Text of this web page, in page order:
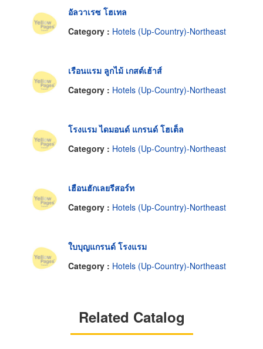
อัลวาเรซ โฮเทล
Category : Hotels (Up-Country)-Northeast
เรือนแรม ลูกไม้ เกสต์เฮ้าส์
Category : Hotels (Up-Country)-Northeast
โรงแรม ไดมอนด์ แกรนด์ โฮเต็ล
Category : Hotels (Up-Country)-Northeast
เฮือนฮักเลยรีสอร์ท
Category : Hotels (Up-Country)-Northeast
ใบบุญแกรนด์ โรงแรม
Category : Hotels (Up-Country)-Northeast
Related Catalog